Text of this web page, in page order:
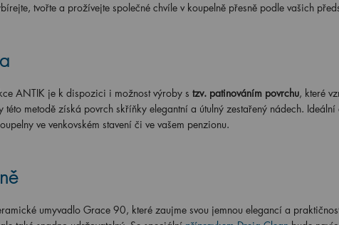
tvořte a prožívejte společné chvíle v koupelně přesně podle vašich
ANTIK je k dispozici i možnost výroby s tzv. patinováním povrchu, které
této metodě získá povrch skříňky elegantní a útulný zestařený nádech.
ve venkovském stavení či ve vašem penzionu.
umyvadlo Grace 90, které zaujme svou jemnou elegancí a